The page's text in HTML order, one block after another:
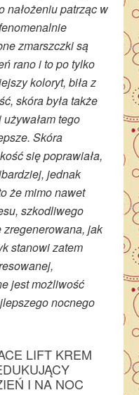
nałożeniu patrząc w
zmarszczki są
rano i to po tylko
koloryt, biła z
skóra była także
tego
Skóra
się poprawiała,
jednak
że mimo nawet
szkodliwego
zregenerowana, jak
stanowi zatem
jest możliwość
nocnego
LIFT KREM
I NA NOC